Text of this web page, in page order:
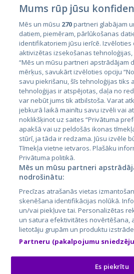
Страны
Эстония
Латвия
Литва
City24.lv
City24.ee
GetaPro.lv
GetaPro.ee
Skelbiu.lt
Autoplius.lt
Aruodas.lt
Mums rūp jūsu
Mēs un mūsu 270partneri glabājam
datiem, piemēram, pārlūkošanas
identifikatoriem jūsu ierīcē. Izvēloties
aktivizētas izsekošanas
“Mēs un mūsu partneri apstrādājam
mērķus, savukārt izvēloties opciju
savu piekrišanu, šīs tehnoloģijas tiks
tehnoloģijas ir atspējotas, daļa no
var nebūt jums tik atbilstoša. Varat
jebkurā laikā mainītu savu izvēli vai
noklikšķinot uz saites “Privātuma
apakšā vai uz peldošās ikonas
stūrī, ja tāda ir redzama. Jūsu izvēle
Tīmekļa vietne ietvaros. Plašāku
Privātuma politikā.
Mēs un mūsu partneri
nodrošinātu:
Precīzas atrašanās vietas
skenēšana identifikācijas nolūkā.
un/vai piekļuve tai. Personalizētas
un satura efektivitātes novērtēšana,
lietotāju grupām un produktu
Partneru (pakalpojumu
Es piekrītu